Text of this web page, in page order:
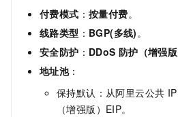
付费模式 ：按量付费。
线路类型 ： BGP(多线)。
安全防护 ： DDoS 防护（增强版
地址池：
保持默认：从阿里云公共
（增强版）EIP。